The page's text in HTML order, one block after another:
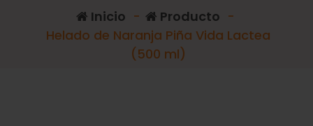
Inicio - Producto -
Helado de Naranja Piña Vida Lactea
(500 ml)